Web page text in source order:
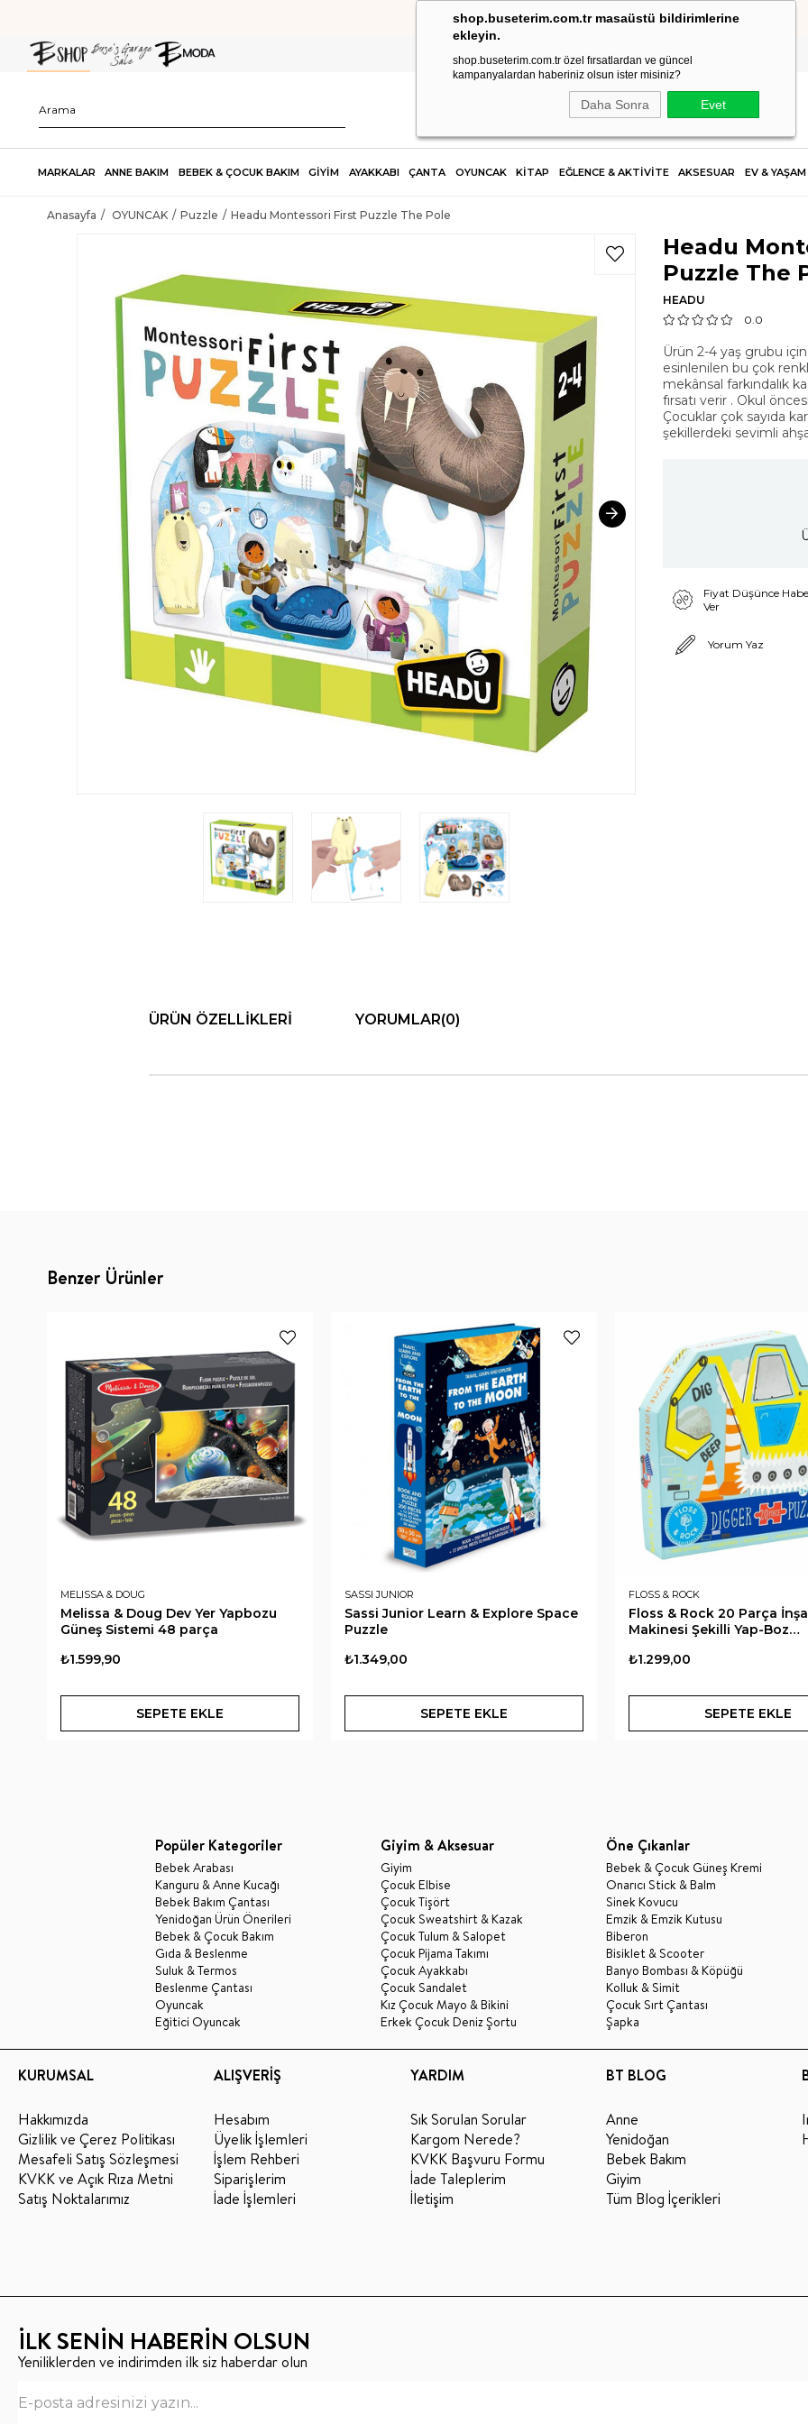
shop.buseterim.com.tr masaüstü bildirimlerine
ekleyin.
shop.buseterim.com.tr özel fırsatlardan ve güncel
kampanyalardan haberiniz olsun ister misiniz?
Daha Sonra Evet
HIZLI KARGO
MARKALAR ANNE BAKIM BEBEK & ÇOCUK BAKIM GİYİM AYAKKABI ÇANTA OYUNCAK KİTAP EĞLENCE & AKTİVİTE AKSESUAR EV & YAŞAM
Anasayfa OYUNCAK Puzzle Headu Montessori First Puzzle The Pole
Headu
Puzzle The
HEADU
0.0
Ürün 2-4 yaş grubu
esinlenilen bu çok
mekânsal farkındalık
fırsatı verir . Okul
Çocuklar çok sayıda
şekillerdeki sevimli
Fiyat Düşünce
Ver
Yorum Yaz
ÜRÜN ÖZELLIKLERI YORUMLAR(0)
Benzer Ürünler
MELISSA & DOUG
Melissa & Doug Dev Yer Yapbozu
Güneş Sistemi 48 parça
₺1.599,90
SEPETE EKLE
SASSI JUNIOR
Sassi Junior Learn & Explore Space
Puzzle
₺1.349,00
SEPETE EKLE
FLOSS & ROCK
Floss & Rock 20 Parça
Makinesi Şekilli Yap-Boz
₺1.299,00
SEPETE EKLE
Popüler Kategoriler
Bebek Arabası
Kanguru & Anne Kucağı
Bebek Bakım Çantası
Yenidoğan Ürün Önerileri
Bebek & Çocuk Bakım
Gıda & Beslenme
Suluk & Termos
Beslenme Çantası
Oyuncak
Eğitici Oyuncak
Giyim & Aksesuar
Giyim
Çocuk Elbise
Çocuk Tişört
Çocuk Sweatshirt & Kazak
Çocuk Tulum & Salopet
Çocuk Pijama Takımı
Çocuk Ayakkabı
Çocuk Sandalet
Kız Çocuk Mayo & Bikini
Erkek Çocuk Deniz Şortu
Öne Çıkanlar
Bebek & Çocuk Güneş Kremi
Onarıcı Stick & Balm
Sinek Kovucu
Emzik & Emzik Kutusu
Biberon
Bisiklet & Scooter
Banyo Bombası & Köpüğü
Kolluk & Simit
Çocuk Sırt Çantası
Şapka
KURUMSAL
Hakkımızda
Gizlilik ve Çerez Politikası
Mesafeli Satış Sözleşmesi
KVKK ve Açık Rıza Metni
Satış Noktalarımız
ALIŞVERİŞ
Hesabım
Üyelik İşlemleri
İşlem Rehberi
Siparişlerim
İade İşlemleri
YARDIM
Sık Sorulan Sorular
Kargom Nerede?
KVKK Başvuru Formu
İade Taleplerim
İletişim
BT BLOG
Anne
Yenidoğan
Bebek Bakım
Giyim
Tüm Blog İçerikleri
İLK SENİN HABERİN OLSUN
Yeniliklerden ve indirimden ilk siz haberdar olun